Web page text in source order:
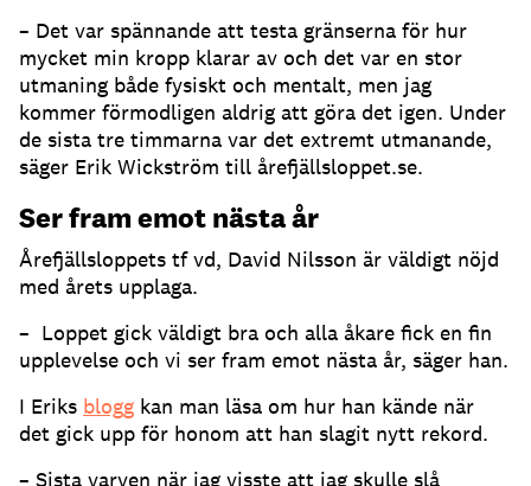
– Det var spännande att testa gränserna för hur
mycket min kropp klarar av och det var en stor
utmaning både fysiskt och mentalt, men jag
kommer förmodligen aldrig att göra det igen. Under
de sista tre timmarna var det extremt utmanande,
säger Erik Wickström till årefjällsloppet.se.
Ser fram emot nästa år
Årefjällsloppets tf vd, David Nilsson är väldigt nöjd
med årets upplaga.
– Loppet gick väldigt bra och alla åkare fick en fin
upplevelse och vi ser fram emot nästa år, säger han.
I Eriks blogg kan man läsa om hur han kände när
det gick upp för honom att han slagit nytt rekord.
– Sista varven när jag visste att jag skulle slå